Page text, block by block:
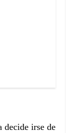
decide irse de